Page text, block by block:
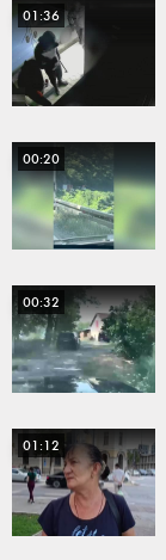
01:36
00:20
00:32
01:12